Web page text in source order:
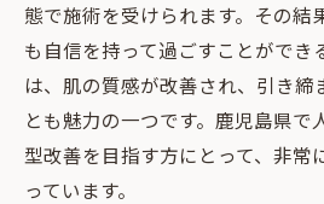
態で施術を受けられます。その結
も自信を持って過ごすことができ
は、肌の質感が改善され、引き締
とも魅力の一つです。鹿児島県で
型改善を目指す方にとって、非常
っています。